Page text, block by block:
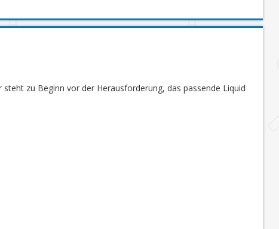
zu Beginn vor der Herausforderung, das passende Liquid